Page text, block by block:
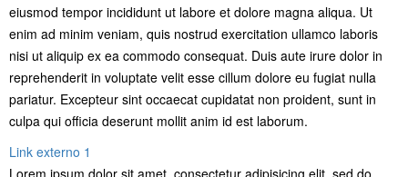
eiusmod tempor incididunt ut labore et dolore magna aliqua. Ut
enim ad minim veniam, quis nostrud exercitation ullamco laboris
nisi ut aliquip ex ea commodo consequat. Duis aute irure dolor in
reprehenderit in voluptate velit esse cillum dolore eu fugiat nulla
pariatur. Excepteur sint occaecat cupidatat non proident, sunt in
culpa qui officia deserunt mollit anim id est laborum.
Link externo 1
Lorem ipsum dolor sit amet, consectetur adipisicing elit, sed do